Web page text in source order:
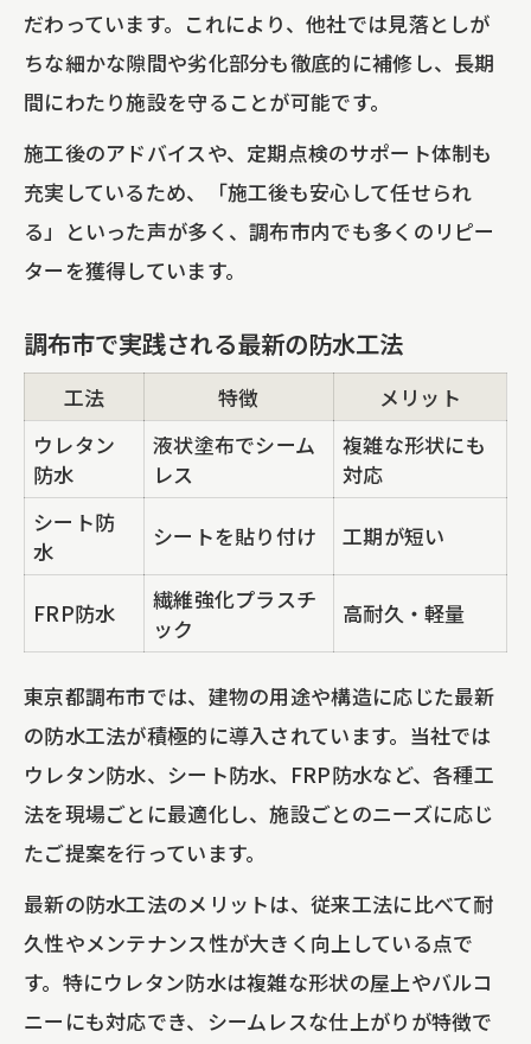
だわっています。これにより、他社では見落としが
ちな細かな隙間や劣化部分も徹底的に補修し、長期
間にわたり施設を守ることが可能です。
施工後のアドバイスや、定期点検のサポート体制も
充実しているため、「施工後も安心して任せられ
る」といった声が多く、調布市内でも多くのリピー
ターを獲得しています。
調布市で実践される最新の防水工法
工法 特徴
メリット
ウレタン
防水
液状塗布でシーム
レス
複雑な形状にも
対応
シート防
水
シートを貼り付け 工期が短い
FRP防水
繊維強化プラスチ
ック
高耐久・軽量
東京都調布市では、建物の用途や構造に応じた最新
の防水工法が積極的に導入されています。当社では
ウレタン防水、シート防水、FRP防水など、各種工
法を現場ごとに最適化し、施設ごとのニーズに応じ
たご提案を行っています。
最新の防水工法のメリットは、従来工法に比べて耐
久性やメンテナンス性が大きく向上している点で
す。特にウレタン防水は複雑な形状の屋上やバルコ
ニーにも対応でき、シームレスな仕上がりが特徴で